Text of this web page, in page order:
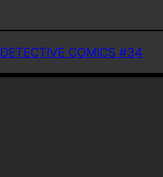
DETECTIVE COMICS #34